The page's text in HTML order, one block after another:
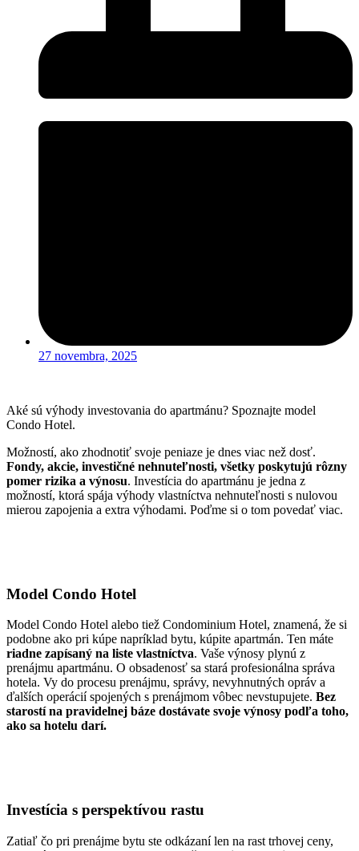
27 novembra, 2025
Aké sú výhody investovania do apartmánu? Spoznajte model
Condo Hotel.
Možností, ako zhodnotiť svoje peniaze je dnes viac než dosť.
Fondy, akcie, investičné nehnuteľnosti, všetky poskytujú rôzny
pomer rizika a výnosu. Investícia do apartmánu je jedna z
možností, ktorá spája výhody vlastníctva nehnuteľnosti s nulovou
mierou zapojenia a extra výhodami. Poďme si o tom povedať viac.
Model Condo Hotel
Model Condo Hotel alebo tiež Condominium Hotel, znamená, že si
podobne ako pri kúpe napríklad bytu, kúpite apartmán. Ten máte
riadne zapísaný na liste vlastníctva. Vaše výnosy plynú z
prenájmu apartmánu. O obsadenosť sa stará profesionálna správa
hotela. Vy do procesu prenájmu, správy, nevyhnutných opráv a
ďalších operácií spojených s prenájmom vôbec nevstupujete. Bez
starostí na pravidelnej báze dostávate svoje výnosy podľa toho,
ako sa hotelu darí.
Investícia s perspektívou rastu
Zatiaľ čo pri prenájme bytu ste odkázaní len na rast trhovej ceny,